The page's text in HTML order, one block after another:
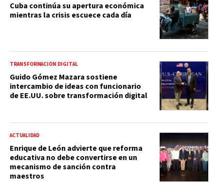
Cuba continúa su apertura económica
mientras la crisis escuece cada día
TRANSFORMACIÓN DIGITAL
Guido Gómez Mazara sostiene
intercambio de ideas con funcionario
de EE.UU. sobre transformación digital
ACTUALIDAD
Enrique de León advierte que reforma
educativa no debe convertirse en un
mecanismo de sanción contra
maestros